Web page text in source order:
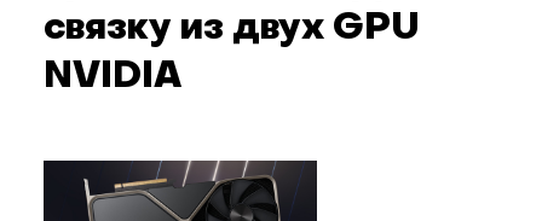
связку из двух GPU
NVIDIA